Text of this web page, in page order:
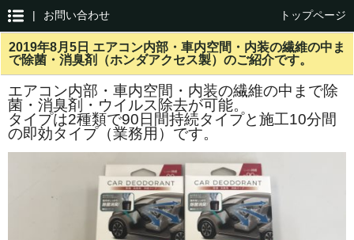
| お問い合わせ トップページ
2019年8月5日 エアコン内部・車内空間・内装の繊維の中ま
で除菌・消臭剤（ホンダアクセス製）のご紹介です。
エアコン内部・車内空間・内装の繊維の中まで除
菌・消臭剤・ウイルス除去が可能。
タイプは2種類で90日間持続タイプと施工10分間
の即効タイプ（業務用）です。